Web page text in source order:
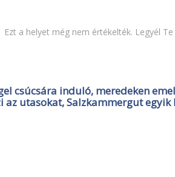
Ezt a helyet még nem értékelték. Legyél Te
csúcsára induló, meredeken
az utasokat, Salzkammergut egyik